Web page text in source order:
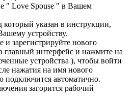
" Love Spouse " в Вашем
который указан в инструкции,
устройству.
зарегистрируйте нового
главный интерфейс и нажмите на
устройства ), чтобы войти
нажатия на имя нового
подключится автоматично.
загорится рабочий